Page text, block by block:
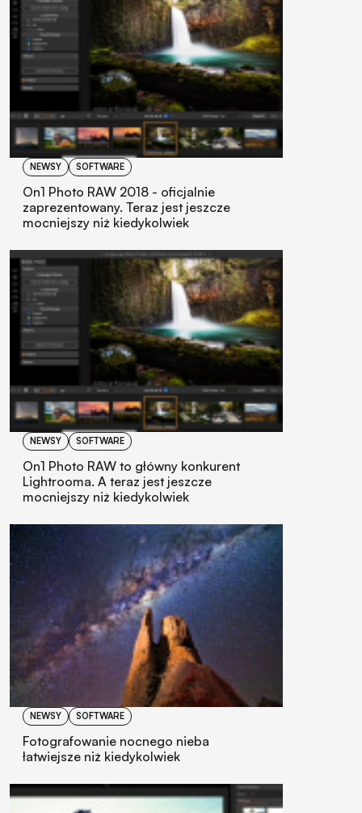
NEWSY SOFTWARE
On1 Photo RAW 2018 - oficjalnie
zaprezentowany. Teraz jest jeszcze
mocniejszy niż kiedykolwiek
NEWSY SOFTWARE
On1 Photo RAW to główny konkurent
Lightrooma. A teraz jest jeszcze
mocniejszy niż kiedykolwiek
NEWSY SOFTWARE
Fotografowanie nocnego nieba
łatwiejsze niż kiedykolwiek